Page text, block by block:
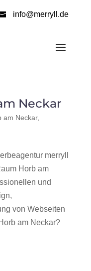
info@merryll.de
Neckar
am Neckar,
merryll
Horb am
und
von Webseiten
am Neckar?